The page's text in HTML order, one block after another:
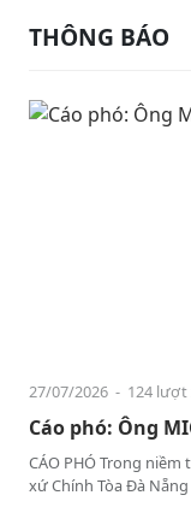
THÔNG BÁO
27/07/2026 - 124 lượt
Cáo phó: Ông
CÁO PHÓ Trong
xứ Chính Tòa Đà